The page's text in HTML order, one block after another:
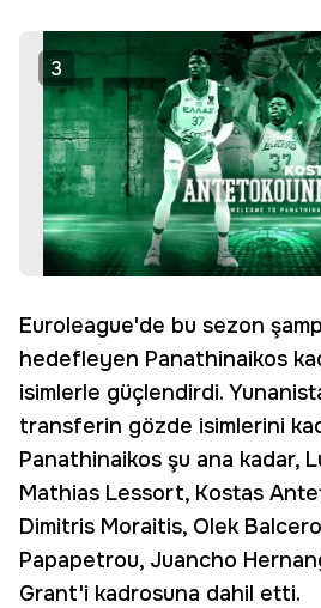
3
Euroleague'de bu sezon
hedefleyen Panathinaikos
isimlerle güçlendirdi.
transferin gözde isimlerini
Panathinaikos şu ana kadar,
Mathias Lessort, Kostas
Dimitris Moraitis, Olek
Papapetrou, Juancho
Grant'i kadrosuna dahil etti.